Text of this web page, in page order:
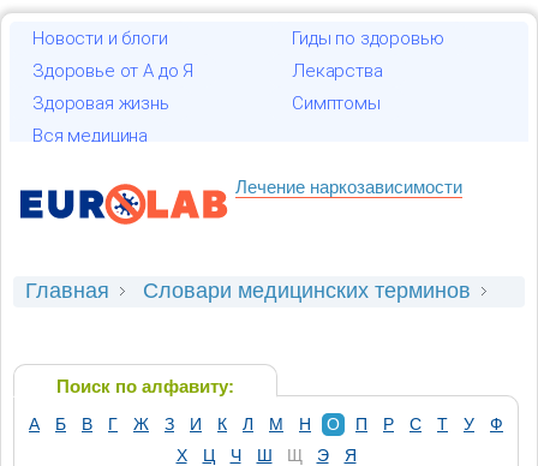
Новости и блоги
Гиды по здоровью
Здоровье от А до Я
Лекарства
Здоровая жизнь
Симптомы
Вся медицина
Лечение наркозависимости
Главная
Словари медицинских терминов
Поиск по алфавиту:
А Б В Г Ж З И К Л М Н О П Р С Т У
Ф
Х
Ц Ч Ш Щ Э
Я